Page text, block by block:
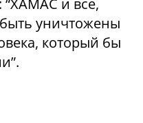
“ХАМАС и все,
уничтожены
который бы